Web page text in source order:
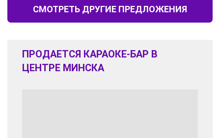
СМОТРЕТЬ ДРУГИЕ ПРЕДЛОЖЕНИЯ
ПРОДАЕТСЯ КАРАОКЕ-БАР В
ЦЕНТРЕ МИНСКА